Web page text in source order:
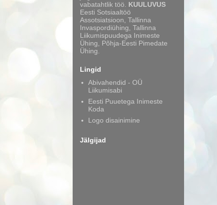
vabatahtlik töö. KUULUVUS
Eesti Sotsiaaltöö
Assotsiatsioon, Tallinna
Invaspordiühing, Tallinna
Liikumispuudega Inimeste
Ühing, Põhja-Eesti Pimedate
Ühing.
Lingid
Abivahendid - OÜ
Liikumisabi
Eesti Puuetega Inimeste
Koda
Logo disainimine
Jälgijad